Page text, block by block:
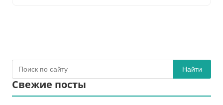
Найти
Свежие посты